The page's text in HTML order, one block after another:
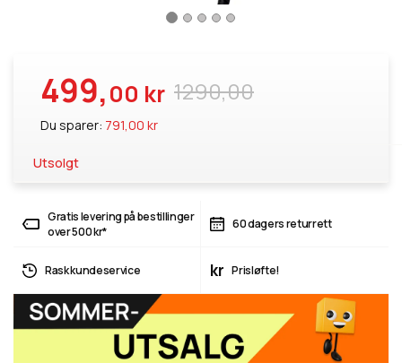
1290,00
499,00 kr
Du sparer: 791,00 kr
Utsolgt
Gratis levering på bestillinger
over 500 kr*
60 dagers returrett
Rask kundeservice kr Prisløfte!